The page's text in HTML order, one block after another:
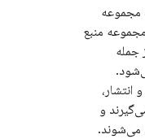
مجموعه
منبع
جمله
انتشار،
و
می‌شوند.